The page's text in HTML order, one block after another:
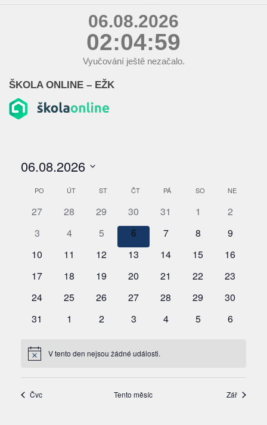
06.08.2026
02:05:00
Vyučování ještě nezačalo.
ŠKOLA ONLINE – EŽK